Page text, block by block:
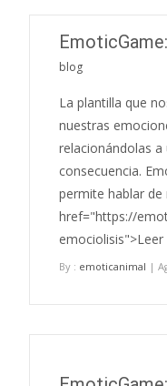
blog
La plantilla que
nuestras
relacionándolas a
consecuencia.
permite hablar
href="https://
emociolisis">Leer
By : emoticanimal |